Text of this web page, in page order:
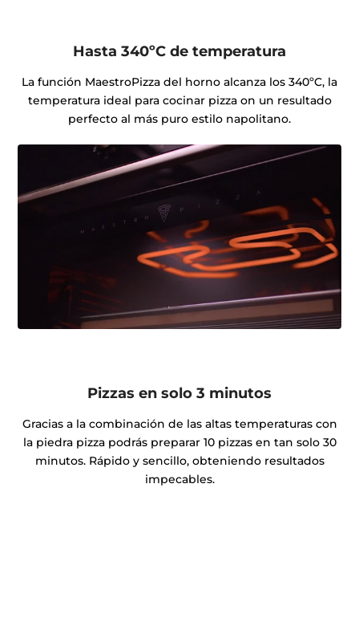
Hasta 340ºC de temperatura
La función MaestroPizza del horno alcanza los 340ºC, la
temperatura ideal para cocinar pizza on un resultado
perfecto al más puro estilo napolitano.
Pizzas en solo 3 minutos
Gracias a la combinación de las altas temperaturas con
la piedra pizza podrás preparar 10 pizzas en tan solo 30
minutos. Rápido y sencillo, obteniendo resultados
impecables.